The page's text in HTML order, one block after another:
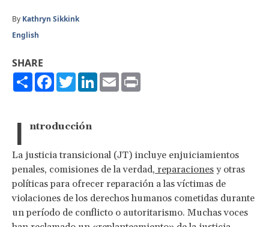
By Kathryn Sikkink
English
SHARE
ShareFacebook
TwitterLinkedIn
Email
I ntroducción
La justicia transicional (JT) incluye enjuiciamientos
penales, comisiones de la verdad, reparaciones y otras
políticas para ofrecer reparación a las víctimas de
violaciones de los derechos humanos cometidas durante
un período de conflicto o autoritarismo. Muchas voces